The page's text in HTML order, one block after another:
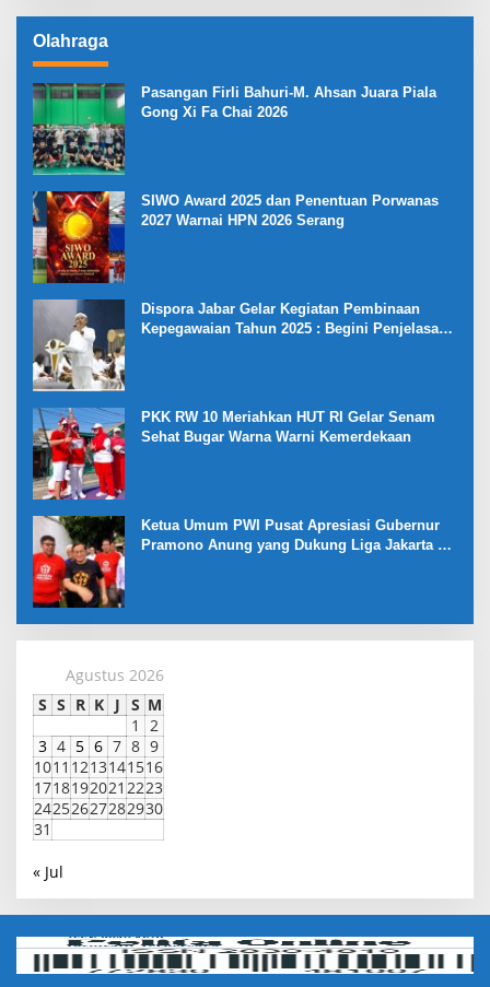
Olahraga
Pasangan Firli Bahuri-M. Ahsan Juara Piala
Gong Xi Fa Chai 2026
SIWO Award 2025 dan Penentuan Porwanas
2027 Warnai HPN 2026 Serang
Dispora Jabar Gelar Kegiatan Pembinaan
Kepegawaian Tahun 2025 : Begini Penjelasan
PKK RW 10 Meriahkan HUT RI Gelar Senam
Sehat Bugar Warna Warni Kemerdekaan
Ketua Umum PWI Pusat Apresiasi Gubernur
Pramono Anung yang Dukung Liga Jakarta U-
Agustus 2026
S S R K J S M
1
2
3 4 5 6 7 8 9
1011 1213141516
1718192021 2223
24252627282930
31
« Jul